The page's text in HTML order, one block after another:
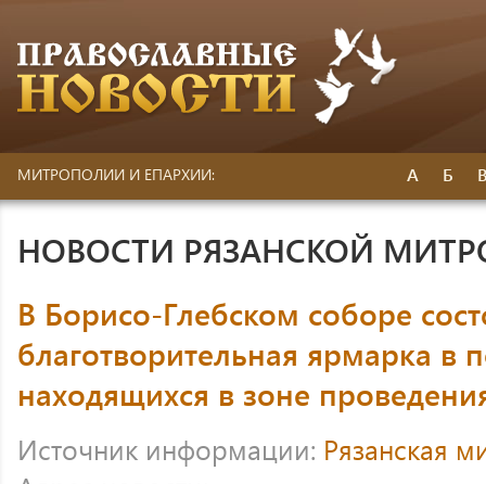
МИТРОПОЛИИ И ЕПАРХИИ: А Б
НОВОСТИ РЯЗАНСКОЙ
В Борисо-Глебском соборе
благотворительная ярмарка в
находящихся в зоне
Источник информации: Рязанская